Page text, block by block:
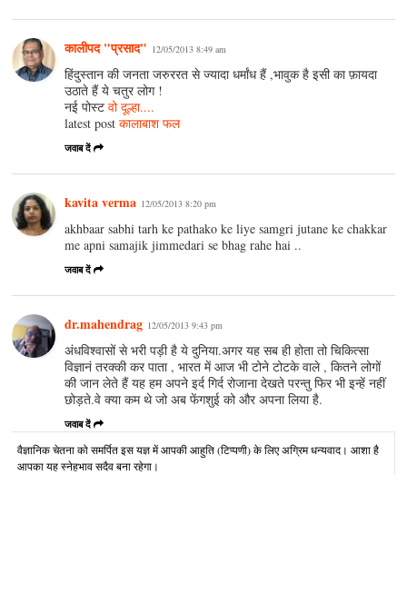
कालीपद "प्रसाद" 12/05/2013 8:49 am
हिंदुस्तान की जनता जरुररत से ज्यादा धर्मांध हैं ,भावुक है इसी का फ़ायदा
उठाते हैं ये चतुर लोग !
नई पोस्टवो दूल्हा....
latest post कालाबाश फल
जवाब दें
kavita verma 12/05/2013 8:20 pm
akhbaar sabhi tarh ke pathako ke liye samgri jutane ke chakkar
me apni samajik jimmedari se bhag rahe hai ..
जवाब दें
dr.mahendrag 12/05/2013 9:43 pm
अंधविश्वासों से भरी पड़ी है ये दुनिया.अगर यह सब ही होता तो चिकित्सा
विज्ञानं तरक्की कर पाता , भारत में आज भी टोने टोटके वाले , कितने लोगों
की जान लेते हैं यह हम अपने इर्द गिर्द रोजाना देखते परन्तु फिर भी इन्हें नहीं
छोड़ते.वे क्या कम थे जो अब फेंगशुई को और अपना लिया है.
जवाब दें
वैज्ञानिक चेतना को समर्पित इस यज्ञ में आपकी आहुति (टिप्पणी) के लिए अग्रिम धन्यवाद। आशा है
आपका यह स्नेहभाव सदैव बना रहेगा।